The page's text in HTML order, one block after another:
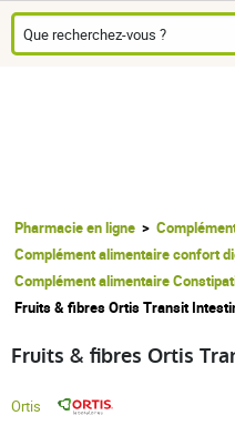
Pharmacie en ligne
Complément alimentaire confort
Complément alimentaire
Fruits & fibres Ortis Transit
Fruits & fibres Ortis
Ortis